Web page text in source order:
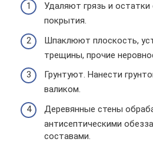
Удаляют грязь и
покрытия.
Шпаклюют плоскость,
трещины, прочие
Грунтуют. Нанести
валиком.
Деревянные стены
антисептическими
составами.